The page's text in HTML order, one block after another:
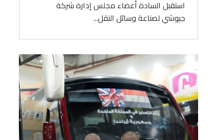
استقبل السادة أعضاء مجلس إدارة شركة
جيوشي لصناعة وسائل النقل...